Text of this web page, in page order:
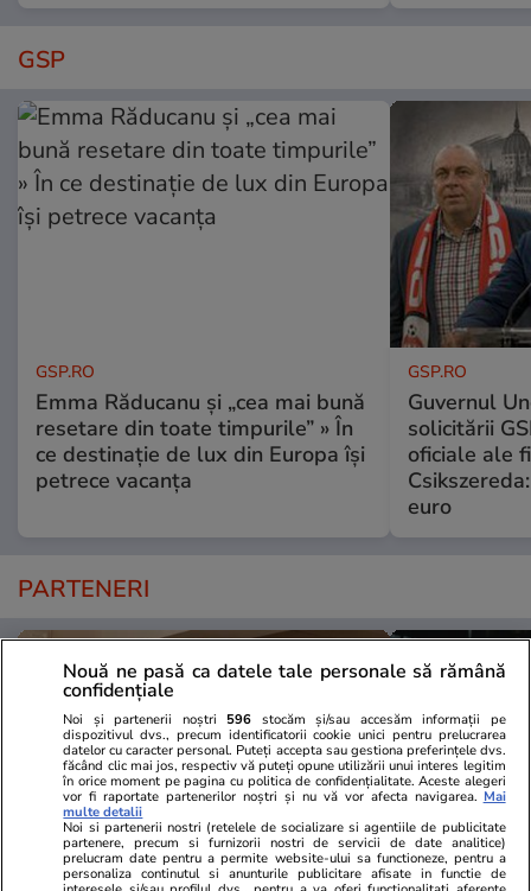
GSP
GSP.RO
Emma Răducanu și „cea mai bună
resetare din toate timpurile” » În
ce destinație de lux din Europa își
petrece vacanța
GSP.RO
Guvernul
solicitării
oficiale ale
euro
PARTENERI
Nouă ne pasă ca datele tale personale să rămână
confidențiale
Noi și partenerii noștri 596 stocăm și/sau accesăm informații pe
dispozitivul dvs., precum identificatorii cookie unici pentru prelucrarea
datelor cu caracter personal. Puteți accepta sau gestiona preferințele dvs.
făcând clic mai jos, respectiv vă puteți opune utilizării unui interes legitim
în orice moment pe pagina cu politica de confidențialitate. Aceste alegeri
vor fi raportate partenerilor noștri și nu vă vor afecta navigarea. Mai
multe detalii
Noi si partenerii nostri (retelele de socializare si agentiile de publicitate
partenere, precum si furnizorii nostri de servicii de date analitice)
prelucram date pentru a permite website-ului sa functioneze, pentru a
personaliza continutul si anunturile publicitare afisate in functie de